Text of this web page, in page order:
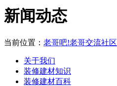
新闻动态
当前位置： 老哥吧!老哥交流社区
关于我们
装修建材知识
装修建材百科